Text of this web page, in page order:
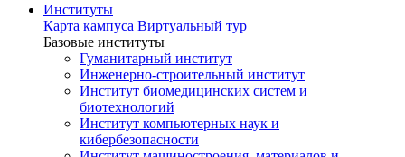
Институты
Карта кампуса Виртуальный тур
Базовые институты
Гуманитарный институт
Инженерно-строительный институт
Институт биомедицинских систем и
биотехнологий
Институт компьютерных наук и
кибербезопасности